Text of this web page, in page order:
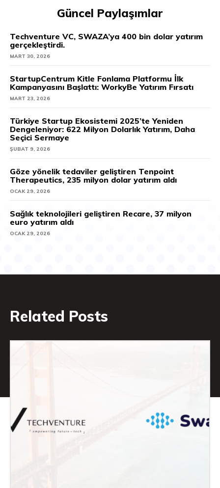
Güncel Paylaşımlar
Techventure VC, SWAZA’ya 400 bin dolar yatırım
gerçekleştirdi.
MART 30, 2026
StartupCentrum Kitle Fonlama Platformu İlk
Kampanyasını Başlattı: WorkyBe Yatırım Fırsatı
MART 23, 2026
Türkiye Startup Ekosistemi 2025’te Yeniden
Dengeleniyor: 622 Milyon Dolarlık Yatırım, Daha
Seçici Sermaye
ŞUBAT 9, 2026
Göze yönelik tedaviler geliştiren Tenpoint
Therapeutics, 235 milyon dolar yatırım aldı
OCAK 29, 2026
Sağlık teknolojileri geliştiren Recare, 37 milyon
euro yatırım aldı
OCAK 29, 2026
Related Posts